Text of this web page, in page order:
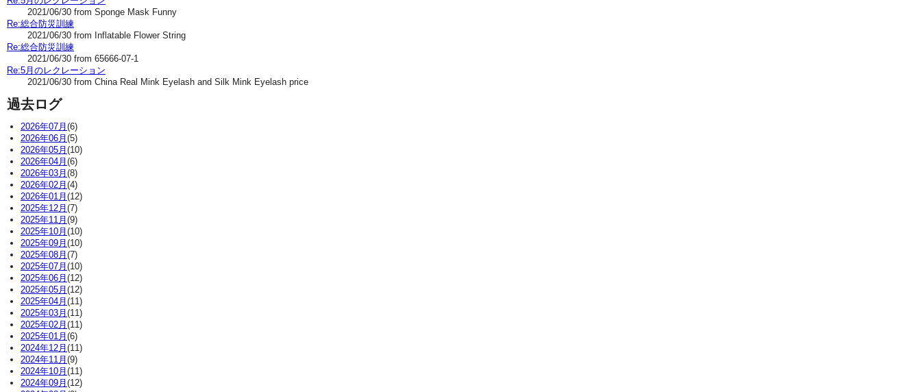
2021/06/30 from Sponge Mask Funny
Re:総合防災訓練
2021/06/30 from Inflatable Flower String
Re:総合防災訓練
2021/06/30 from 65666-07-1
Re:5月のレクレーション
2021/06/30 from China Real Mink Eyelash and Silk Mink Eyelash price
過去ログ
2026年07月 (6)
2026年06月 (5)
2026年05月 (10)
2026年04月 (6)
2026年03月 (8)
2026年02月 (4)
2026年01月 (12)
2025年12月 (7)
2025年11月 (9)
2025年10月 (10)
2025年09月 (10)
2025年08月 (7)
2025年07月 (10)
2025年06月 (12)
2025年05月 (12)
2025年04月 (11)
2025年03月 (11)
2025年02月 (11)
2025年01月 (6)
2024年12月 (11)
2024年11月 (9)
2024年10月 (11)
2024年09月 (12)